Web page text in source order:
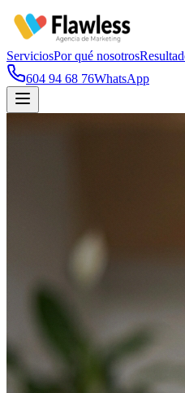
ServiciosPor qué nosotros
604 94 68 76WhatsApp